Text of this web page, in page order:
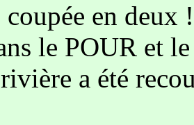
coupée en deux !
le POUR et le
a été